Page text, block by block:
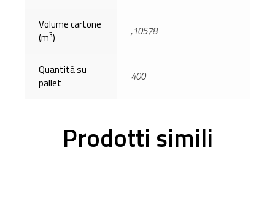
Volume cartone
(m3) ,10578
Quantità su
pallet
400
Prodotti simili